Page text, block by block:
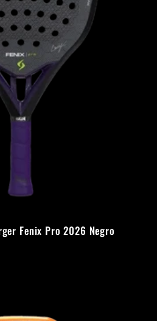
Fenix Pro 2026 Negro